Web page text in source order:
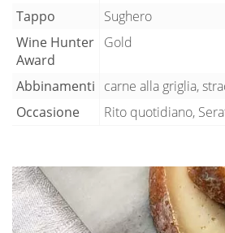
Tappo
Sughero
Wine Hunter
Award
Gold
Abbinamenti carne alla griglia,
Occasione
Rito quotidiano,